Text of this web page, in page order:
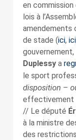
en commission
lois à
amendements
de stade (ici, ici
Duplessy a
le sport
disposition –
effectivement
// Le député
à la ministre
des